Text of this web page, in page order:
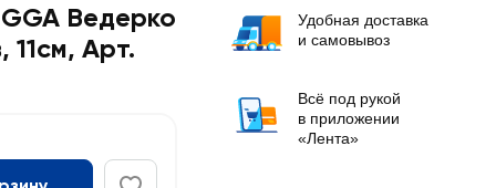
Ведерко
Арт.
Удобная доставка
и самовывоз
Всё под рукой
в приложении
«Лента»